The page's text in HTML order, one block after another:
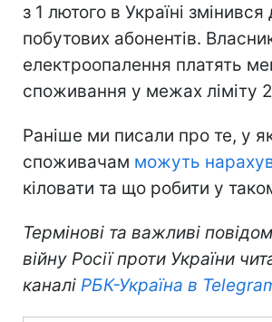
з 1 лютого в Україні
побутових абонентів.
електроопалення платять
споживання у межах ліміту
Раніше ми писали про те, у
споживачам можуть
кіловати та що робити у
Термінові та важливі
війну Росії проти України
каналі РБК-Україна в